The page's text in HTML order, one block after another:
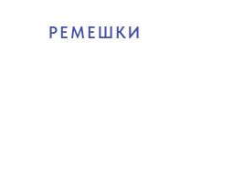
РЕМЕШКИ